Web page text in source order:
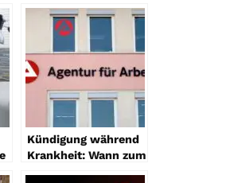
Kündigung während
Krankheit: Wann zum